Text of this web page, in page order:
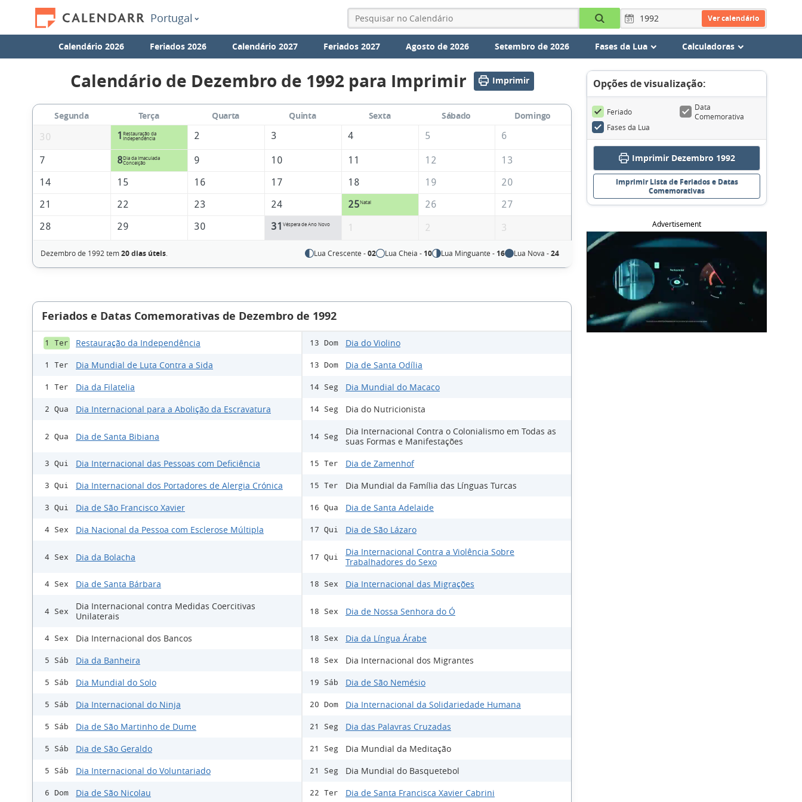
Portugal Ver calendário
Calendário 2026 Feriados 2026 Calendário 2027 Feriados 2027 Agosto de 2026 Setembro de 2026 Fases da Lua Calculadoras
Calendário de Dezembro de 1992 para Imprimir Imprimir
Segunda Terça Quarta Quinta Sexta Sábado
Domingo
30
1 Restauração da
Independência
2 3 4 5 6
7 8Dia da Imaculada
Conceição
9 10 11 12
13
14
15 16 17 18 19
20
21
22 23 24 25Natal 26
27
28
29 30 31 Véspera de Ano Novo 1 2 3
Dezembro de 1992 tem20 dias úteis. Lua Crescente -02 Lua Cheia - 10 Lua Minguante - 16 Lua Nova -24
Feriados e Datas Comemorativas de Dezembro de 1992
1 Ter Restauração da Independência
1 Ter Dia Mundial de Luta Contra a Sida
1 Ter Dia da Filatelia
2 Qua Dia Internacional para a Abolição da Escravatura
2 Qua Dia de Santa Bibiana
3 Qui Dia Internacional das Pessoas com Deficiência
3 Qui Dia Internacional dos Portadores de Alergia Crónica
3 Qui Dia de São Francisco Xavier
4 Sex Dia Nacional da Pessoa com Esclerose Múltipla
4 Sex Dia da Bolacha
4 Sex Dia de Santa Bárbara
4 Sex
Dia Internacional contra Medidas Coercitivas
Unilaterais
4 Sex Dia Internacional dos Bancos
5 Sáb Dia da Banheira
5 Sáb Dia Mundial do Solo
5 Sáb Dia Internacional do Ninja
5 Sáb Dia de São Martinho de Dume
5 Sáb Dia de São Geraldo
5 Sáb Dia Internacional do Voluntariado
6 Dom Dia de São Nicolau
13 Dom Dia do Violino
13 Dom Dia de Santa Odília
14 Seg Dia Mundial do Macaco
14 Seg Dia do Nutricionista
14 Seg
Dia Internacional Contra o Colonialismo em Todas as
suas Formas e Manifestações
15 Ter Dia de Zamenhof
15 Ter Dia Mundial da Família das Línguas Turcas
16 Qua Dia de Santa Adelaide
17 Qui Dia de São Lázaro
17 Qui
Dia Internacional Contra a Violência Sobre
Trabalhadores do Sexo
18 Sex Dia Internacional das Migrações
18 Sex Dia de Nossa Senhora do Ó
18 Sex Dia da Língua Árabe
18 Sex Dia Internacional dos Migrantes
19 Sáb Dia de São Nemésio
20 Dom Dia Internacional da Solidariedade Humana
21 Seg Dia das Palavras Cruzadas
21 Seg Dia Mundial da Meditação
21 Seg Dia Mundial do Basquetebol
22 Ter Dia de Santa Francisca Xavier Cabrini
Opções de visualização:
Feriado
Data
Comemorativa
Fases da Lua
Imprimir Dezembro 1992
Imprimir Lista de Feriados e Datas
Comemorativas
Advertisement